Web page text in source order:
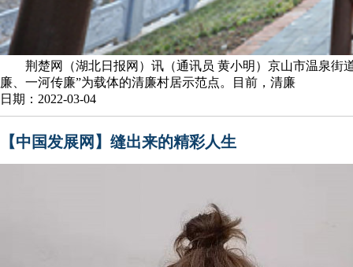
荆楚网（湖北日报网）讯（通讯员 黄小明）京山市温泉街
廉、一河传廉”为载体的清廉村居示范点。目前，清廉
日期：2022-03-04
【中国发展网】缝出来的精彩人生